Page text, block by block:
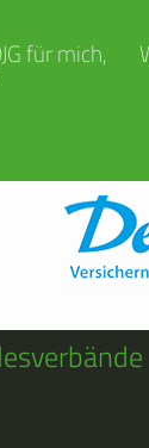
für mich,